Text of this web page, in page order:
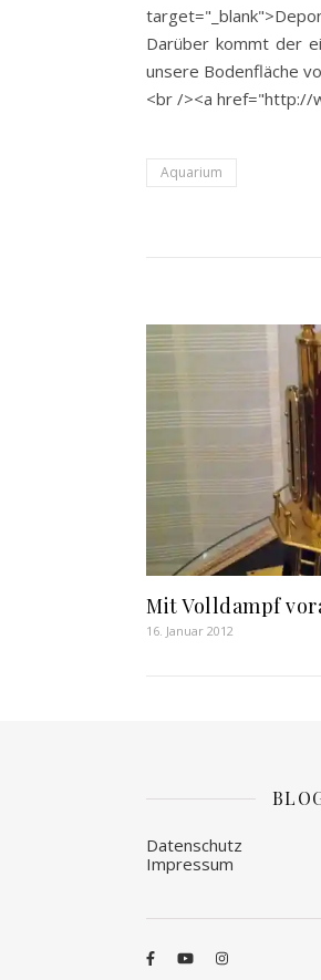
Darüber kommt der
unsere Bodenfläche
<br /><a href="http://
Aquarium
Mit Volldampf
16. Januar 2012
Datenschutz
Impressum